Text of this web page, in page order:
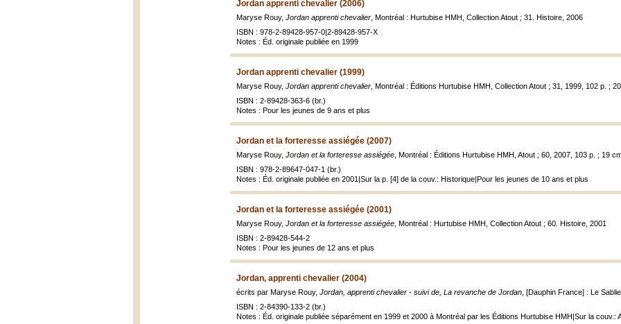
Jordan apprenti chevalier (2006)
Maryse Rouy, Jordan apprenti chevalier , Montréal : Hurtubise HMH, Collection Atout ; 31. Histoire, 2006
ISBN : 978-2-89428-957-0|2-89428-957-X
Notes : Éd. originale publiée en 1999
Jordan apprenti chevalier (1999)
Maryse Rouy, Jordan apprenti chevalier , Montréal : Éditions Hurtubise HMH, Collection Atout ; 31, 1999, 102 p. ; 20
ISBN : 2-89428-363-6 (br.)
Notes : Pour les jeunes de 9 ans et plus
Jordan et la forteresse assiégée (2007)
Maryse Rouy, Jordan et la forteresse assiégée , Montréal : Éditions Hurtubise HMH, Atout ; 60, 2007, 103 p. ; 19
ISBN : 978-2-89647-047-1 (br.)
Notes : Éd. originale publiée en 2001|Sur la p. [4] de la couv.: Historique|Pour les jeunes de 10 ans et plus
Jordan et la forteresse assiégée (2001)
Maryse Rouy, Jordan et la forteresse assiégée , Montréal : Hurtubise HMH, Collection Atout ; 60. Histoire, 2001
ISBN : 2-89428-544-2
Notes : Pour les jeunes de 12 ans et plus
Jordan, apprenti chevalier (2004)
écrits par Maryse Rouy, Jordan, apprenti chevalier - suivi de, La revanche de Jordan , [Dauphin France] : Le
ISBN : 2-84390-133-2 (br.)
Notes : Éd. originale publiée séparément en 1999 et 2000 à Montréal par les Éditions Hurtubise HMH|Sur la couv.: